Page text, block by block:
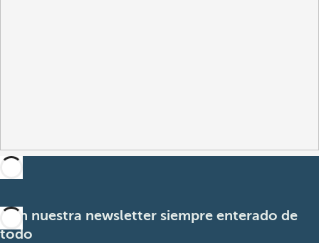
Con nuestra newsletter siempre enterado de
todo